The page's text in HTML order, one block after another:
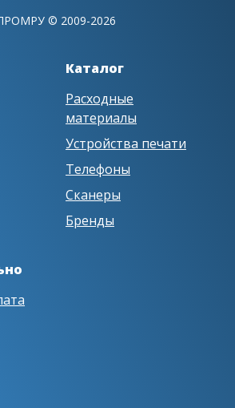
© 2009-2026
Каталог
Расходные
материалы
Устройства печати
Телефоны
Сканеры
Бренды